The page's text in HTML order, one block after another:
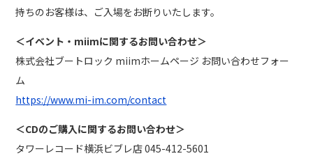
持ちのお客様は、ご入場をお断りいたします。
＜イベント・miimに関するお問い合わせ＞
株式会社ブートロック miimホームページ お問い合わせフォー
ム
https://www.mi-im.com/contact
＜CDのご購入に関するお問い合わせ＞
タワーレコード横浜ビブレ店 045-412-5601